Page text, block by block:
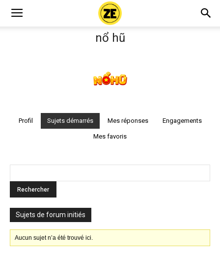
nổ hũ
Profil Sujets démarrés Mes réponses Engagements
Mes favoris
Sujets de forum initiés
Aucun sujet n’a été trouvé ici.